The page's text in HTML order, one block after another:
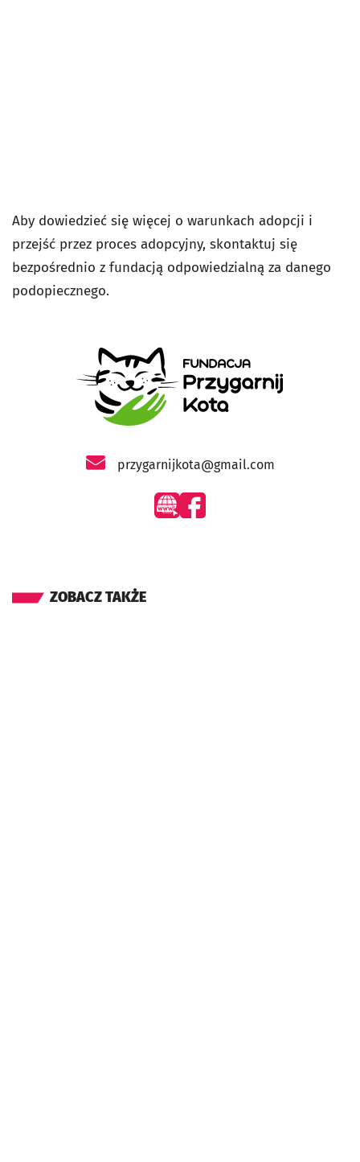
Aby dowiedzieć się więcej o warunkach adopcji i
przejść przez proces adopcyjny, skontaktuj się
bezpośrednio z fundacją odpowiedzialną za danego
podopiecznego.
- otworzy się w nowej karcieprzygarnijkota@gmail.com
ZOBACZ TAKŻE